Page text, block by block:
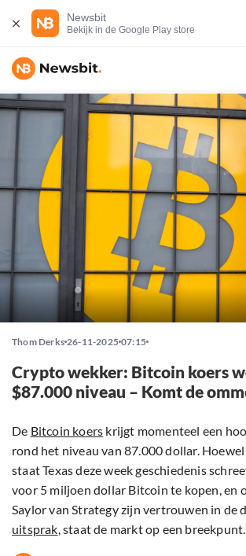
Newsbit
Bekijk in de Google Play store
Thom Derks 26-11-2025 07:15
Crypto wekker: Bitcoin koers
$87.000 niveau – Komt de
De Bitcoin koers krijgt momenteel een
rond het niveau van 87.000 dollar.
staat Texas deze week geschiedenis
voor 5 miljoen dollar Bitcoin te kopen, en
Saylor van Strategy zijn vertrouwen in de
uitsprak, staat de markt op een breekpunt.